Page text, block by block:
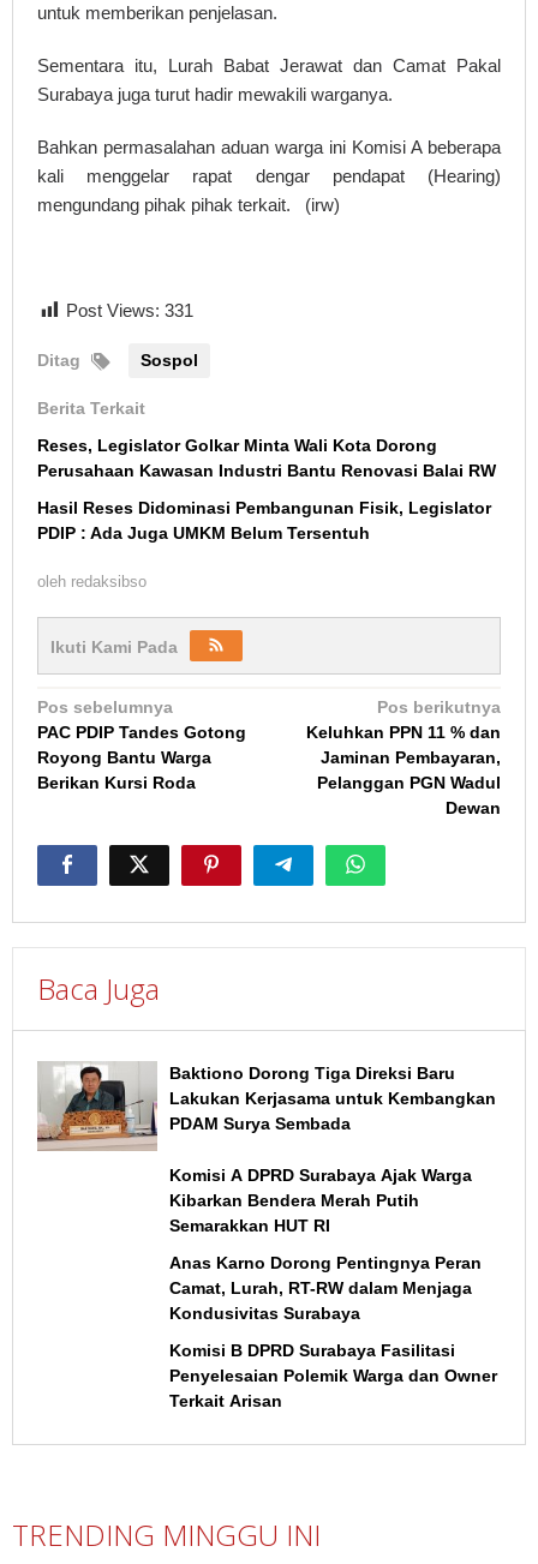
untuk memberikan penjelasan.
Sementara itu, Lurah Babat Jerawat dan Camat Pakal
Surabaya juga turut hadir mewakili warganya.
Bahkan permasalahan aduan warga ini Komisi A beberapa
kali menggelar rapat dengar pendapat (Hearing)
mengundang pihak pihak terkait. (irw)
Post Views: 331
Ditag Sospol
Berita Terkait
Reses, Legislator Golkar Minta Wali Kota Dorong
Perusahaan Kawasan Industri Bantu Renovasi Balai RW
Hasil Reses Didominasi Pembangunan Fisik, Legislator
PDIP : Ada Juga UMKM Belum Tersentuh
oleh redaksibso
Ikuti Kami Pada
Navigasi
pos
Pos sebelumnya
PAC PDIP Tandes Gotong
Royong Bantu Warga
Berikan Kursi Roda
Pos berikutnya
Keluhkan PPN 11 % dan
Jaminan Pembayaran,
Pelanggan PGN Wadul
Dewan
Baca Juga
Baktiono Dorong Tiga Direksi Baru
Lakukan Kerjasama untuk Kembangkan
PDAM Surya Sembada
Komisi A DPRD Surabaya Ajak Warga
Kibarkan Bendera Merah Putih
Semarakkan HUT RI
Anas Karno Dorong Pentingnya Peran
Camat, Lurah, RT-RW dalam Menjaga
Kondusivitas Surabaya
Komisi B DPRD Surabaya Fasilitasi
Penyelesaian Polemik Warga dan Owner
Terkait Arisan
TRENDING MINGGU INI